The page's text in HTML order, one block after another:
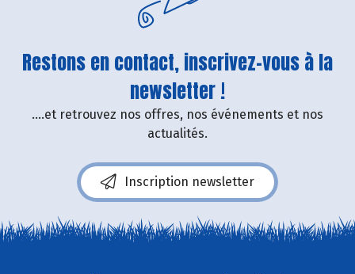
Restons en contact, inscrivez-vous à la
newsletter !
....et retrouvez nos offres, nos événements et nos
actualités.
Inscription newsletter